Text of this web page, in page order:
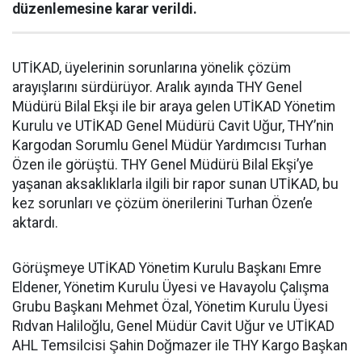
düzenlemesine karar verildi.
UTİKAD, üyelerinin sorunlarına yönelik çözüm
arayışlarını sürdürüyor. Aralık ayında THY Genel
Müdürü Bilal Ekşi ile bir araya gelen UTİKAD Yönetim
Kurulu ve UTİKAD Genel Müdürü Cavit Uğur, THY’nin
Kargodan Sorumlu Genel Müdür Yardımcısı Turhan
Özen ile görüştü. THY Genel Müdürü Bilal Ekşi’ye
yaşanan aksaklıklarla ilgili bir rapor sunan UTİKAD, bu
kez sorunları ve çözüm önerilerini Turhan Özen’e
aktardı.
Görüşmeye UTİKAD Yönetim Kurulu Başkanı Emre
Eldener, Yönetim Kurulu Üyesi ve Havayolu Çalışma
Grubu Başkanı Mehmet Özal, Yönetim Kurulu Üyesi
Rıdvan Haliloğlu, Genel Müdür Cavit Uğur ve UTİKAD
AHL Temsilcisi Şahin Doğmazer ile THY Kargo Başkan